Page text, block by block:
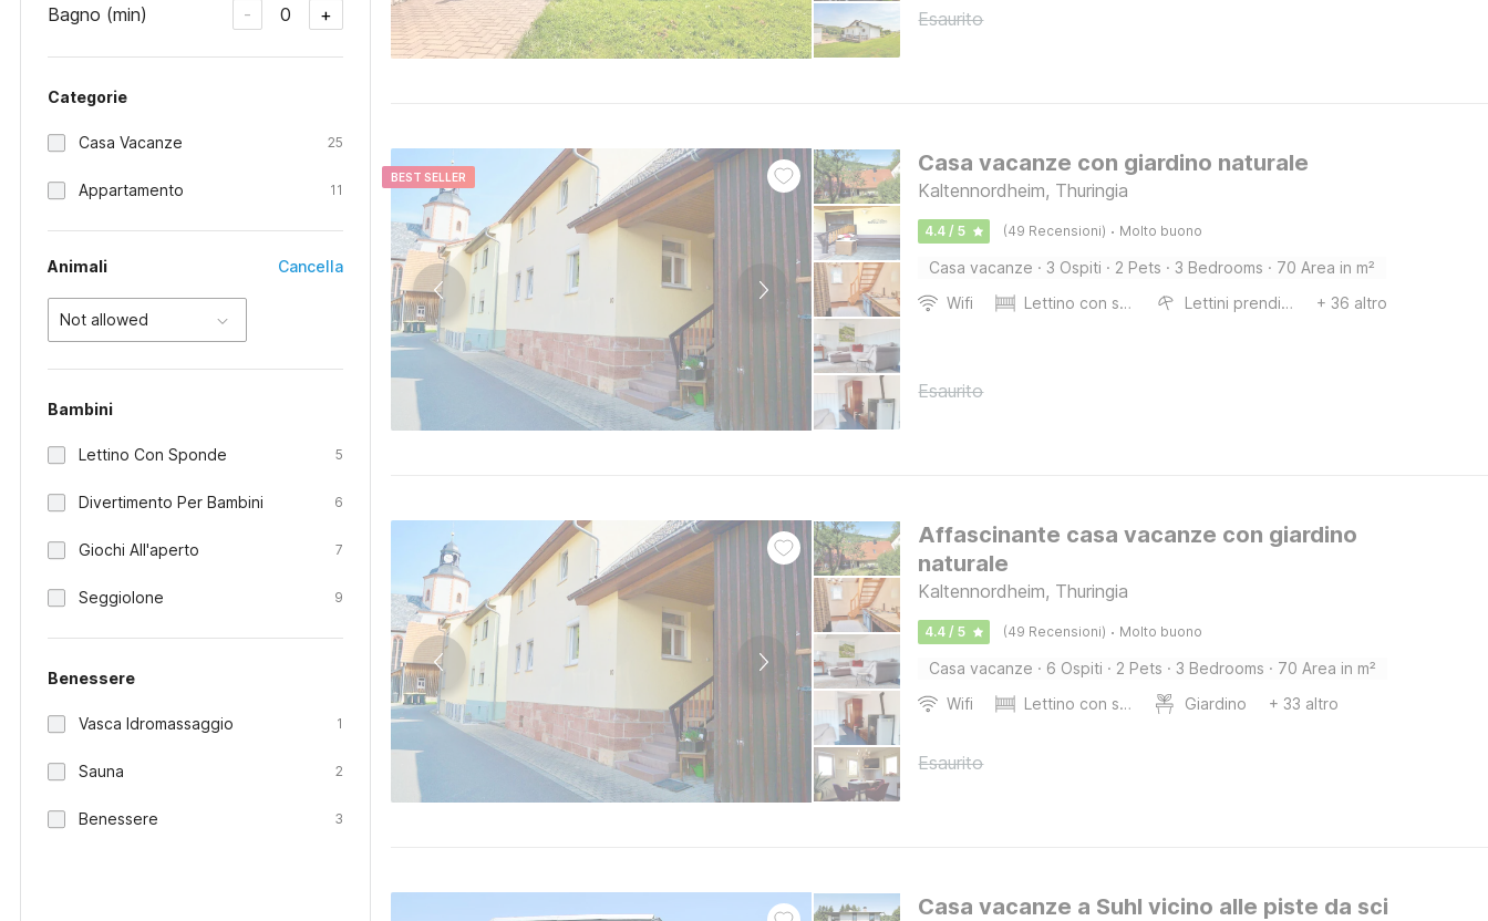
Bagno (min) - 0 +
Categorie
Casa Vacanze 25
Appartamento 11
Animali Cancella
Not allowed
Bambini
Lettino Con Sponde 5
Divertimento Per Bambini 6
Giochi All'aperto 7
Seggiolone 9
Benessere
Vasca Idromassaggio 1
Sauna 2
Benessere 3
Esaurito
BEST SELLER
Casa vacanze con giardino naturale
Kaltennordheim, Thuringia
4.4 / 5 (49 Recensioni) · Molto buono
Casa vacanze · 3 Ospiti · 2 Pets · 3 Bedrooms · 70 Area in m²
Wifi
Lettino con sponde Lettini prendisole + 36 altro
Esaurito
Affascinante casa vacanze con giardino
naturale
Kaltennordheim, Thuringia
4.4 / 5 (49 Recensioni) · Molto buono
Casa vacanze · 6 Ospiti · 2 Pets · 3 Bedrooms · 70 Area in m²
Wifi
Lettino con sponde Giardino + 33 altro
Esaurito
Casa vacanze a Suhl vicino alle piste da sci